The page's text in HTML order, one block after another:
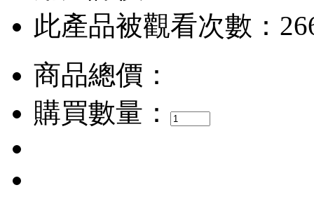
此產品被觀看次數：
商品總價：
購買數量：